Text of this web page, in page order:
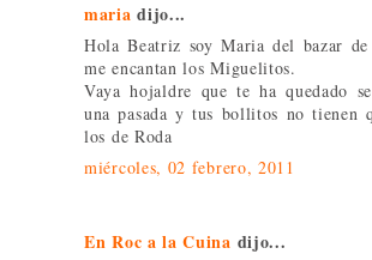
maria dijo...
Hola Beatriz soy Maria del bazar
me encantan los Miguelitos.
Vaya hojaldre que te ha quedado
una pasada y tus bollitos no tienen
los de Roda
miércoles, 02 febrero, 2011
En Roc a la Cuina dijo...